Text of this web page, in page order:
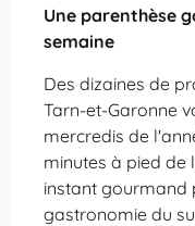
Une parenthèse
semaine
Des dizaines de
Tarn-et-Garonne
mercredis de
minutes à pied de
instant gourmand
gastronomie du